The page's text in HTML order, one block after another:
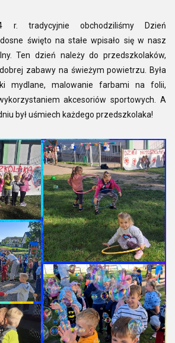
r. tradycyjnie obchodziliśmy Dzień
święto na stałe wpisało się w nasz
Ten dzień należy do przedszkolaków,
zabawy na świeżym powietrzu. Była
mydlane, malowanie farbami na folii,
akcesoriów sportowych. A
był uśmiech każdego przedszkolaka!